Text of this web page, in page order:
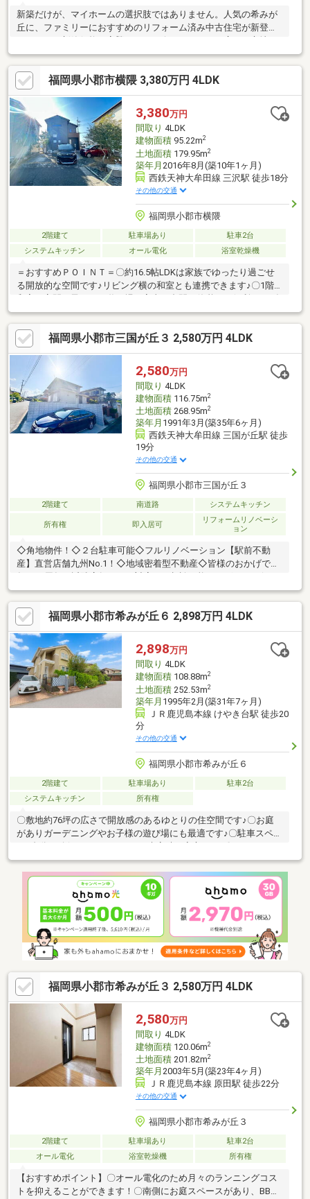
新築だけが、マイホームの選択肢ではありません。人気の希みが
丘に、ファミリーにおすすめのリフォーム済み中古住宅が新登場
価格のバランスに優れた住まいを選ぶという選択があります。小
郡市でマイホームをお探しの方は、ぜひ現地で広さをご体感くだ
さい。2026年7月 リフォーム完了□温水洗浄便座（1階・2階）新
品交換□カラーモニター付インターホン新品交換□リビングエアコ
ン新品設置□クロス張替え□一部フローリング張替え□シロアリ防
除施工済み□ハウスクリーニング実施済み
福岡県小郡市横隈 3,380万円 4LDK
3,380万円
間取り 4LDK
建物面積95.22m2
土地面積179.95m2
築年月 2016年8月(築10年1ヶ月)
西鉄天神大牟田線 三沢駅 徒歩18分
その他の交通
福岡県小郡市横隈
2階建て 駐車場あり
駐車2台
システムキッチン
オール電化 浴室乾燥機
＝おすすめＰＯＩＮＴ＝〇約16.5帖LDKは家族でゆったり過ごせ
る開放的な空間です♪リビング横の和室とも連携できます♪〇1階
宅ワークの一角にも使えます♪〇太陽光（4.06kW）、蓄電池
（7.4kW）と月々のランニングコストを大幅に削減できます♪〇バ
ルコニーがあり日当たりを活かした洗濯、又お庭も付いているの
でガーデニングなどがお好きな方にオススメです♪〇床下収納や玄
関収納、各居室に収納があり日用品の整理がしやすく生活感を抑
えれます♪〇お料理好きには嬉しいシステムキッチンです♪〇コン
ビニ・スーパー等、周辺環境住しております！
福岡県小郡市三国が丘３ 2,580万円 4LDK
2,580万円
間取り 4LDK
建物面積116.75m2
土地面積268.95m2
築年月 1991年3月(築35年6ヶ月)
西鉄天神大牟田線 三国が丘駅 徒歩
19分
その他の交通
福岡県小郡市三国が丘３
2階建て 南道路 システムキッチン
所有権 即入居可
リフォームリノベーシ
ョン
◇角地物件！◇２台駐車可能◇フルリノベーション【駅前不動
産】直営店舗九州No.1！◇地域密着型不動産◇皆様のおかげで今
また、他社様の物件もご紹介可能でございます！お気軽にお問い
合わせ下さいませ。
福岡県小郡市希みが丘６ 2,898万円 4LDK
2,898万円
間取り 4LDK
建物面積108.88m2
土地面積252.53m2
築年月 1995年2月(築31年7ヶ月)
ＪＲ鹿児島本線 けやき台駅 徒歩20
分
その他の交通
福岡県小郡市希みが丘６
2階建て 駐車場あり
駐車2台
システムキッチン
所有権
〇敷地約76坪の広さで開放感のあるゆとりの住空間です♪〇お庭
がありガーデニングやお子様の遊び場にも最適です♪〇駐車スペー
層に人気の落ち着いた住宅地で、長く安心して暮らせる住まいで
す♪
福岡県小郡市希みが丘３ 2,580万円 4LDK
2,580万円
間取り 4LDK
建物面積120.06m2
土地面積201.82m2
築年月 2003年5月(築23年4ヶ月)
ＪＲ鹿児島本線 原田駅 徒歩22分
その他の交通
福岡県小郡市希みが丘３
2階建て 駐車場あり
駐車2台
オール電化
浴室乾燥機 所有権
【おすすめポイント】〇オール電化のため月々のランニングコス
トを抑えることができます！〇南側にお庭スペースがあり、BBQ